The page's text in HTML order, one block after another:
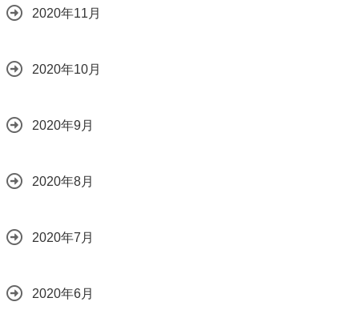
2020年11月
2020年10月
2020年9月
2020年8月
2020年7月
2020年6月